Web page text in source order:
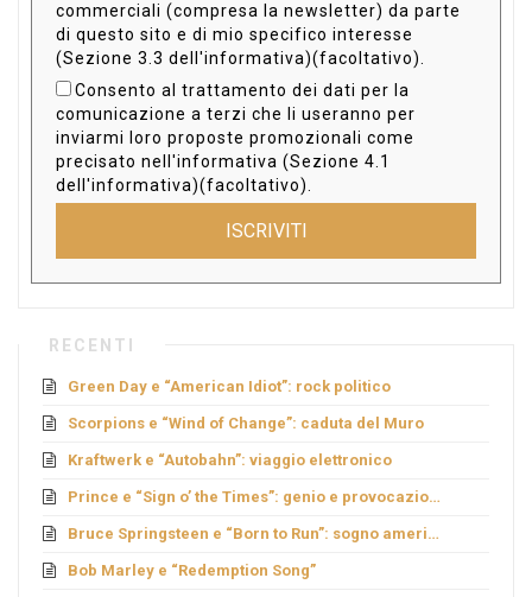
commerciali (compresa la newsletter) da parte
di questo sito e di mio specifico interesse
(Sezione 3.3 dell'informativa)(facoltativo).
Consento al trattamento dei dati per la
comunicazione a terzi che li useranno per
inviarmi loro proposte promozionali come
precisato nell'informativa (Sezione 4.1
dell'informativa)(facoltativo).
ISCRIVITI
RECENTI
Green Day e “American Idiot”: rock politico
Scorpions e “Wind of Change”: caduta del Muro
Kraftwerk e “Autobahn”: viaggio elettronico
Prince e “Sign o’ the Times”: genio e provocazione
Bruce Springsteen e “Born to Run”: sogno americano
Bob Marley e “Redemption Song”